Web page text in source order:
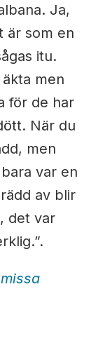
Ja,
är som en
itu.
men
för de har
När du
men
var en
av blir
det var